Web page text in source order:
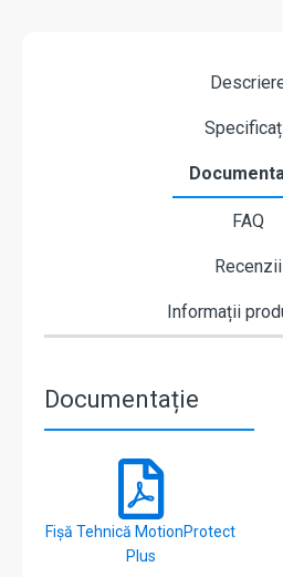
FAQ
Recenzii
Informații
Documentație
Fișă Tehnică MotionProtect
Plus